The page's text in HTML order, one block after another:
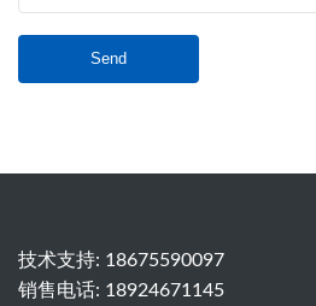
Send
技术支持: 18675590097
销售电话: 18924671145